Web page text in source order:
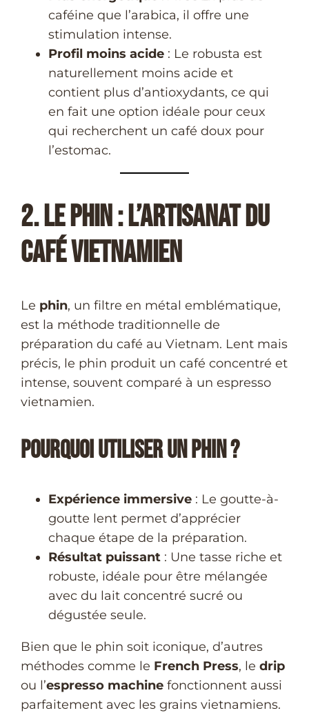
caféine que l’arabica, il offre une
stimulation intense.
Profil moins acide : Le robusta est
naturellement moins acide et
contient plus d’antioxydants, ce qui
en fait une option idéale pour ceux
qui recherchent un café doux pour
l’estomac.
2. Le Phin : L’Artisanat du
Café Vietnamien
Le phin, un filtre en métal emblématique,
est la méthode traditionnelle de
préparation du café au Vietnam. Lent mais
précis, le phin produit un café concentré et
intense, souvent comparé à un espresso
vietnamien.
Pourquoi utiliser un phin ?
Expérience immersive : Le goutte-à-
goutte lent permet d’apprécier
chaque étape de la préparation.
Résultat puissant : Une tasse riche et
robuste, idéale pour être mélangée
avec du lait concentré sucré ou
dégustée seule.
Bien que le phin soit iconique, d’autres
méthodes comme le French Press, ledrip
ou l’espresso machine fonctionnent aussi
parfaitement avec les grains vietnamiens.